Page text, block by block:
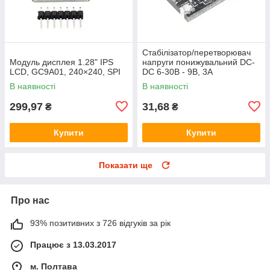
Модуль дисплея 1.28" IPS
LCD, GC9A01, 240×240, SPI
В наявності
299,97 ₴
Купити
Стабілізатор/перетворювач
напруги понижувальний DC-
DC 6-30В - 9В, 3А
В наявності
31,68 ₴
Купити
Показати ще
Про нас
93% позитивних з 726 відгуків за рік
Працює з 13.03.2017
м. Полтава